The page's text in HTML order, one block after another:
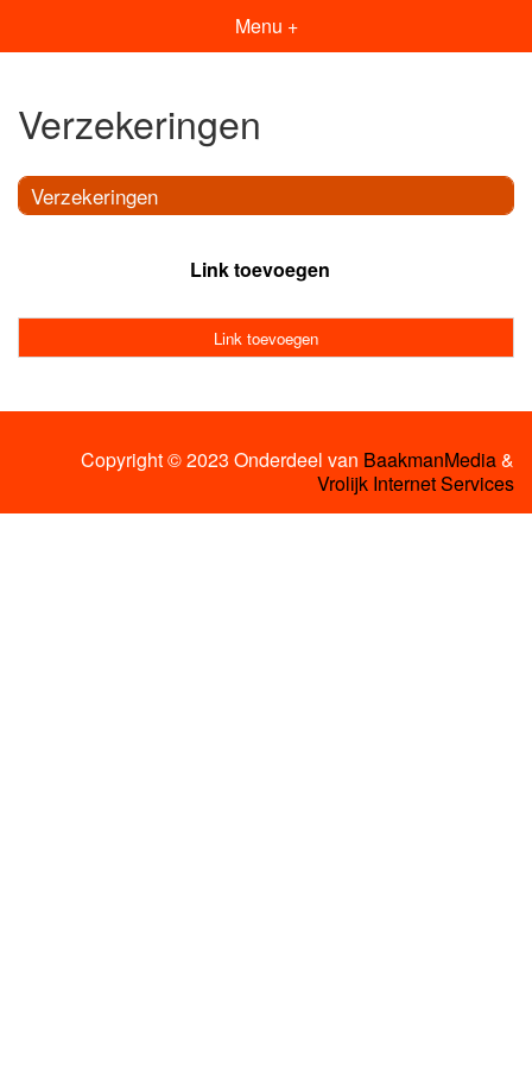
Menu +
Verzekeringen
Verzekeringen
Link toevoegen
Link toevoegen
Copyright © 2023 Onderdeel van BaakmanMedia&
Vrolijk Internet Services